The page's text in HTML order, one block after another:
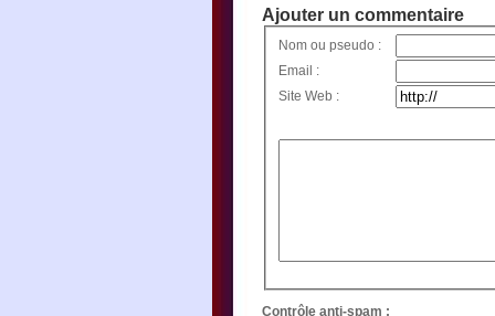
Ajouter un commentaire
Nom ou pseudo :
Email :
Site Web :
Contrôle anti-spam :